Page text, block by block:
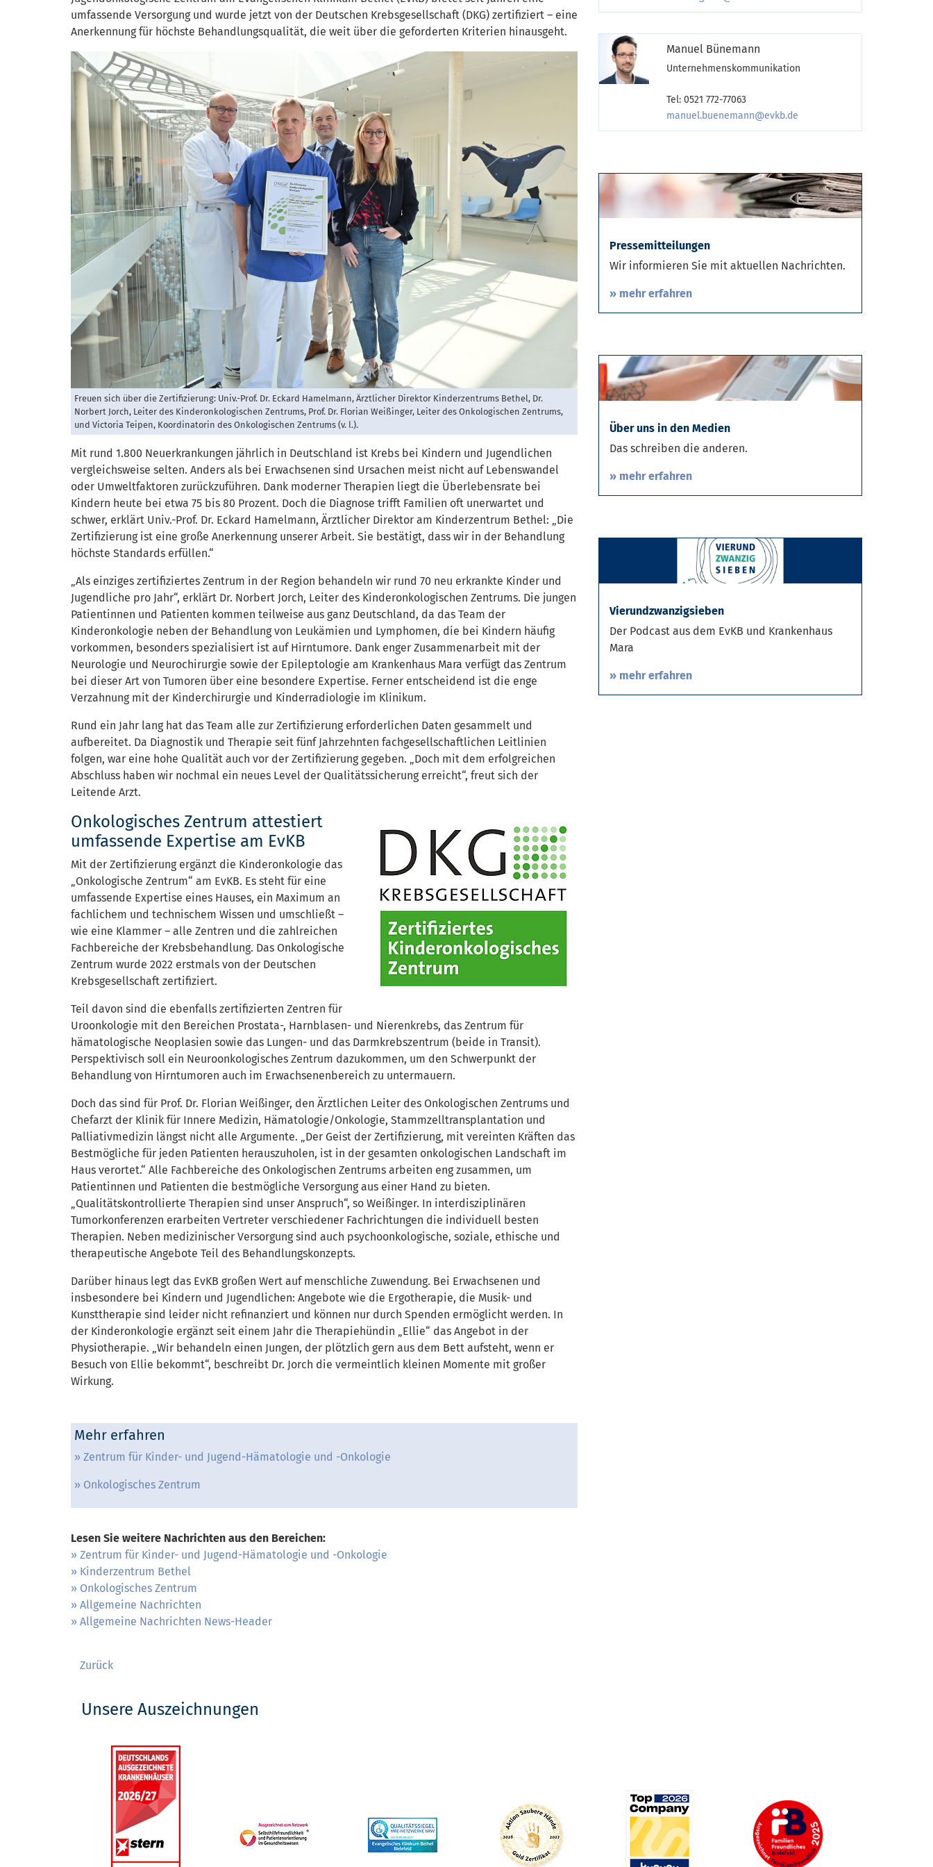
umfassende Versorgung und wurde jetzt von der Deutschen Krebsgesellschaft (DKG) zertifiziert – eine
Anerkennung für höchste Behandlungsqualität, die weit über die geforderten Kriterien hinausgeht.
Freuen sich über die Zertifizierung: Univ.-Prof. Dr. Eckard Hamelmann, Ärztlicher Direktor Kinderzentrums Bethel, Dr.
Norbert Jorch, Leiter des Kinderonkologischen Zentrums, Prof. Dr. Florian Weißinger, Leiter des Onkologischen Zentrums,
und Victoria Teipen, Koordinatorin des Onkologischen Zentrums (v. l.).
Mit rund 1.800 Neuerkrankungen jährlich in Deutschland ist Krebs bei Kindern und Jugendlichen
vergleichsweise selten. Anders als bei Erwachsenen sind Ursachen meist nicht auf Lebenswandel
oder Umweltfaktoren zurückzuführen. Dank moderner Therapien liegt die Überlebensrate bei
Kindern heute bei etwa 75 bis 80 Prozent. Doch die Diagnose trifft Familien oft unerwartet und
schwer, erklärt Univ.-Prof. Dr. Eckard Hamelmann, Ärztlicher Direktor am Kinderzentrum Bethel: „Die
Zertifizierung ist eine große Anerkennung unserer Arbeit. Sie bestätigt, dass wir in der Behandlung
höchste Standards erfüllen.“
„Als einziges zertifiziertes Zentrum in der Region behandeln wir rund 70 neu erkrankte Kinder und
Jugendliche pro Jahr“, erklärt Dr. Norbert Jorch, Leiter des Kinderonkologischen Zentrums. Die jungen
Patientinnen und Patienten kommen teilweise aus ganz Deutschland, da das Team der
Kinderonkologie neben der Behandlung von Leukämien und Lymphomen, die bei Kindern häufig
vorkommen, besonders spezialisiert ist auf Hirntumore. Dank enger Zusammenarbeit mit der
Neurologie und Neurochirurgie sowie der Epileptologie am Krankenhaus Mara verfügt das Zentrum
bei dieser Art von Tumoren über eine besondere Expertise. Ferner entscheidend ist die enge
Verzahnung mit der Kinderchirurgie und Kinderradiologie im Klinikum.
Rund ein Jahr lang hat das Team alle zur Zertifizierung erforderlichen Daten gesammelt und
aufbereitet. Da Diagnostik und Therapie seit fünf Jahrzehnten fachgesellschaftlichen Leitlinien
folgen, war eine hohe Qualität auch vor der Zertifizierung gegeben. „Doch mit dem erfolgreichen
Abschluss haben wir nochmal ein neues Level der Qualitätssicherung erreicht“, freut sich der
Leitende Arzt.
Onkologisches Zentrum attestiert
umfassende Expertise am EvKB
Mit der Zertifizierung ergänzt die Kinderonkologie das
„Onkologische Zentrum“ am EvKB. Es steht für eine
umfassende Expertise eines Hauses, ein Maximum an
fachlichem und technischem Wissen und umschließt –
wie eine Klammer – alle Zentren und die zahlreichen
Fachbereiche der Krebsbehandlung. Das Onkologische
Zentrum wurde 2022 erstmals von der Deutschen
Krebsgesellschaft zertifiziert.
Teil davon sind die ebenfalls zertifizierten Zentren für
Uroonkologie mit den Bereichen Prostata-, Harnblasen- und Nierenkrebs, das Zentrum für
hämatologische Neoplasien sowie das Lungen- und das Darmkrebszentrum (beide in Transit).
Perspektivisch soll ein Neuroonkologisches Zentrum dazukommen, um den Schwerpunkt der
Behandlung von Hirntumoren auch im Erwachsenenbereich zu untermauern.
Doch das sind für Prof. Dr. Florian Weißinger, den Ärztlichen Leiter des Onkologischen Zentrums und
Chefarzt der Klinik für Innere Medizin, Hämatologie/Onkologie, Stammzelltransplantation und
Palliativmedizin längst nicht alle Argumente. „Der Geist der Zertifizierung, mit vereinten Kräften das
Bestmögliche für jeden Patienten herauszuholen, ist in der gesamten onkologischen Landschaft im
Haus verortet.“ Alle Fachbereiche des Onkologischen Zentrums arbeiten eng zusammen, um
Patientinnen und Patienten die bestmögliche Versorgung aus einer Hand zu bieten.
„Qualitätskontrollierte Therapien sind unser Anspruch“, so Weißinger. In interdisziplinären
Tumorkonferenzen erarbeiten Vertreter verschiedener Fachrichtungen die individuell besten
Therapien. Neben medizinischer Versorgung sind auch psychoonkologische, soziale, ethische und
therapeutische Angebote Teil des Behandlungskonzepts.
Darüber hinaus legt das EvKB großen Wert auf menschliche Zuwendung. Bei Erwachsenen und
insbesondere bei Kindern und Jugendlichen: Angebote wie die Ergotherapie, die Musik- und
Kunsttherapie sind leider nicht refinanziert und können nur durch Spenden ermöglicht werden. In
der Kinderonkologie ergänzt seit einem Jahr die Therapiehündin „Ellie“ das Angebot in der
Physiotherapie. „Wir behandeln einen Jungen, der plötzlich gern aus dem Bett aufsteht, wenn er
Besuch von Ellie bekommt“, beschreibt Dr. Jorch die vermeintlich kleinen Momente mit großer
Wirkung.
Mehr erfahren
Zentrum für Kinder- und Jugend-Hämatologie und -Onkologie
Onkologisches Zentrum
Lesen Sie weitere Nachrichten aus den Bereichen:
Zentrum für Kinder- und Jugend-Hämatologie und -Onkologie
Kinderzentrum Bethel
Onkologisches Zentrum
Allgemeine Nachrichten
Allgemeine Nachrichten News-Header
Zurück
Manuel Bünemann
Unternehmenskommunikation
Tel: 0521 772-77063
manuel.buenemann@evkb.de
Pressemitteilungen
Wir informieren Sie mit aktuellen Nachrichten.
» mehr erfahren
Über uns in den Medien
Das schreiben die anderen.
» mehr erfahren
Vierundzwanzigsieben
Der Podcast aus dem EvKB und Krankenhaus
Mara
» mehr erfahren
Unsere Auszeichnungen